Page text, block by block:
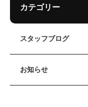
カテゴリー
スタッフブログ
お知らせ